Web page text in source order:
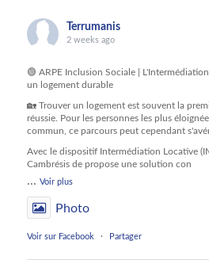
Terrumanis
2 weeks ago
🟢 ARPE Inclusion Sociale |
un logement durable
🏡 Trouver un logement est souvent la
réussie. Pour les personnes les plus
commun, ce parcours peut cependant
Avec le dispositif Intermédiation Locative
Cambrésis de propose une solution con
... Voir plus
Photo
Voir sur Facebook · Partager